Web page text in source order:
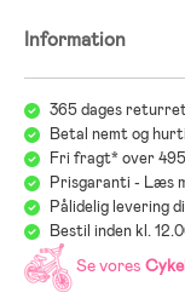
Information
365 dages
Betal nemt og
Fri fragt* over
Prisgaranti - Læs
Pålidelig levering
Bestil inden kl.
Se vores